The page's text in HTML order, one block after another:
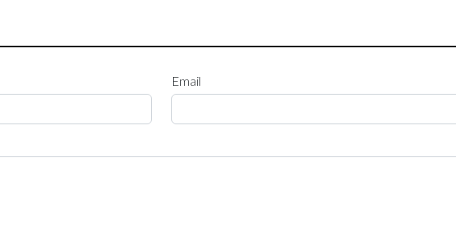
Email